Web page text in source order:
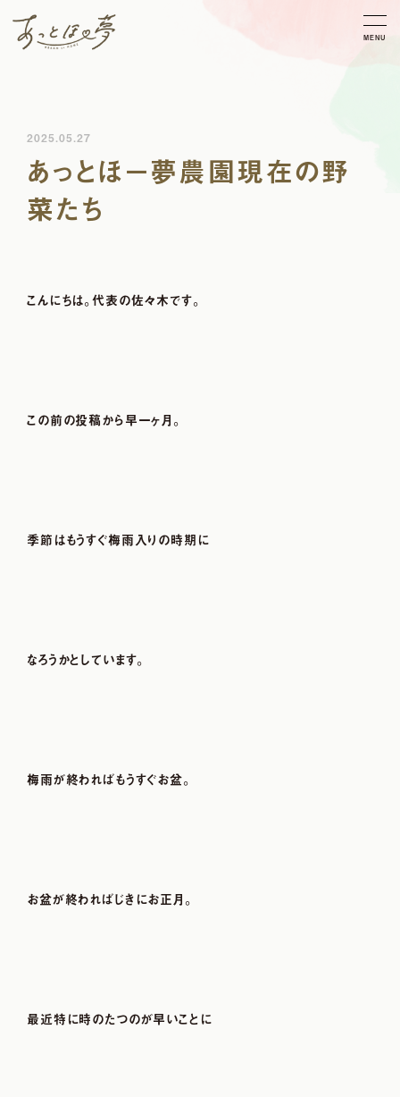
MENU
2025.05.27
あっとほ－夢農園現在の野
菜たち
こんにちは。代表の佐々木です。
この前の投稿から早一ヶ月。
季節はもうすぐ梅雨入りの時期に
なろうかとしています。
梅雨が終わればもうすぐお盆。
お盆が終わればじきにお正月。
最近特に時のたつのが早いことに